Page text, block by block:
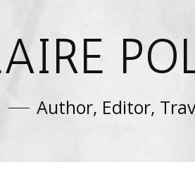
Author, Editor,